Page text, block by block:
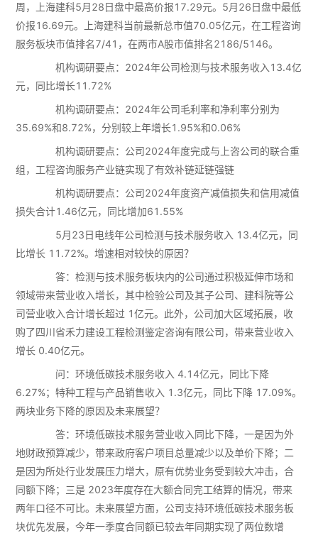
周，上海建科5月28日盘中最高价报17.29元。5月26日盘中最低
价报16.69元。上海建科当前最新总市值70.05亿元，在工程咨询
服务板块市值排名7/41，在两市A股市值排名2186/5146。
机构调研要点：2024年公司检测与技术服务收入13.4亿
元，同比增长11.72%
机构调研要点：2024年公司毛利率和净利率分别为
35.69%和8.72%，分别较上年增长1.95%和0.06%
机构调研要点：公司2024年度完成与上咨公司的联合重
组，工程咨询服务产业链实现了有效补链延链强链
机构调研要点：公司2024年度资产减值损失和信用减值
损失合计1.46亿元，同比增加61.55%
5月23日电线年公司检测与技术服务收入 13.4亿元，同
比增长 11.72%。增速相对较快的原因？
答：检测与技术服务板块内的公司通过积极延伸市场和
领域带来营业收入增长，其中检验公司及其子公司、建科院等公
司营业收入合计增长超过 1亿元。此外，公司加大区域拓展，收
购了四川省禾力建设工程检测鉴定咨询有限公司，带来营业收入
增长 0.40亿元。
问：环境低碳技术服务收入 4.14亿元，同比下降
6.27%；特种工程与产品销售收入 1.3亿元，同比下降 17.09%。
两块业务下降的原因及未来展望？
答：环境低碳技术服务营业收入同比下降，一是因为外
地财政预算减少，带来政府客户项目总量减少以及单价下降；二
是因为所处行业发展压力增大，原有优势业务受到较大冲击，合
同额下降；三是 2023年度存在大额合同完工结算的情况，带来
两年口径不可比。未来展望方面，公司支持环境低碳技术服务板
块优先发展，今年一季度合同额已较去年同期实现了两位数增